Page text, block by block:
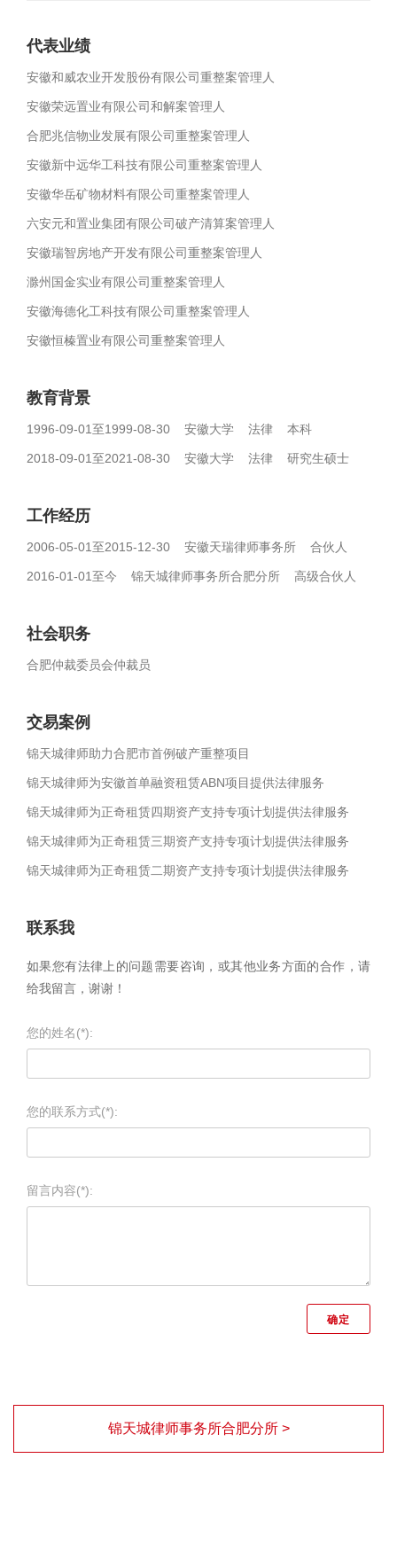
代表业绩
安徽和威农业开发股份有限公司重整案管理人
安徽荣远置业有限公司和解案管理人
合肥兆信物业发展有限公司重整案管理人
安徽新中远华工科技有限公司重整案管理人
安徽华岳矿物材料有限公司重整案管理人
六安元和置业集团有限公司破产清算案管理人
安徽瑞智房地产开发有限公司重整案管理人
滁州国金实业有限公司重整案管理人
安徽海德化工科技有限公司重整案管理人
安徽恒榛置业有限公司重整案管理人
教育背景
1996-09-01至1999-08-30 安徽大学 法律 本科
2018-09-01至2021-08-30 安徽大学 法律 研究生硕士
工作经历
2006-05-01至2015-12-30 安徽天瑞律师事务所 合伙人
2016-01-01至今 锦天城律师事务所合肥分所 高级合伙人
社会职务
合肥仲裁委员会仲裁员
交易案例
锦天城律师助力合肥市首例破产重整项目
锦天城律师为安徽首单融资租赁ABN项目提供法律服务
锦天城律师为正奇租赁四期资产支持专项计划提供法律服务
锦天城律师为正奇租赁三期资产支持专项计划提供法律服务
锦天城律师为正奇租赁二期资产支持专项计划提供法律服务
联系我
如果您有法律上的问题需要咨询，或其他业务方面的合作，请
给我留言，谢谢！
您的姓名(*):
您的联系方式(*):
留言内容(*):
锦天城律师事务所合肥分所 >